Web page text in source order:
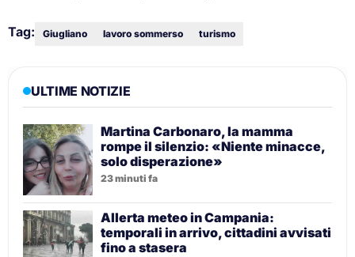
Tag: Giugliano lavoro sommerso turismo
ULTIME NOTIZIE
Martina Carbonaro, la mamma
rompe il silenzio: «Niente minacce,
solo disperazione»
23 minuti fa
Allerta meteo in Campania:
temporali in arrivo, cittadini avvisati
fino a stasera